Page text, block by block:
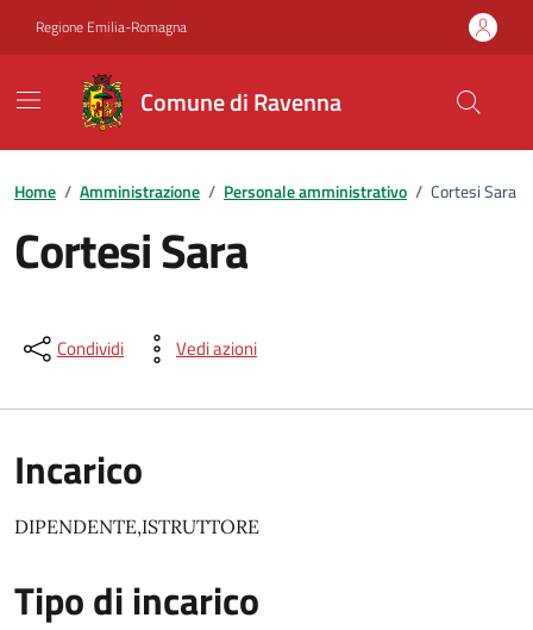
Regione Emilia-Romagna
Comune di Ravenna
Home / Amministrazione / Personale amministrativo / Cortesi Sara
Cortesi Sara
Condividi Vedi azioni
Incarico
DIPENDENTE,ISTRUTTORE
Tipo di incarico